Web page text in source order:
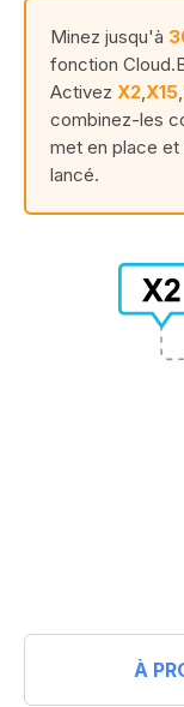
Minez jusqu'à
fonction
Activez X2 X15
combinez-les
met en place
lancé.
À